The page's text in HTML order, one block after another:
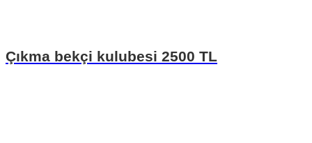
Çıkma bekçi kulubesi 2500 TL